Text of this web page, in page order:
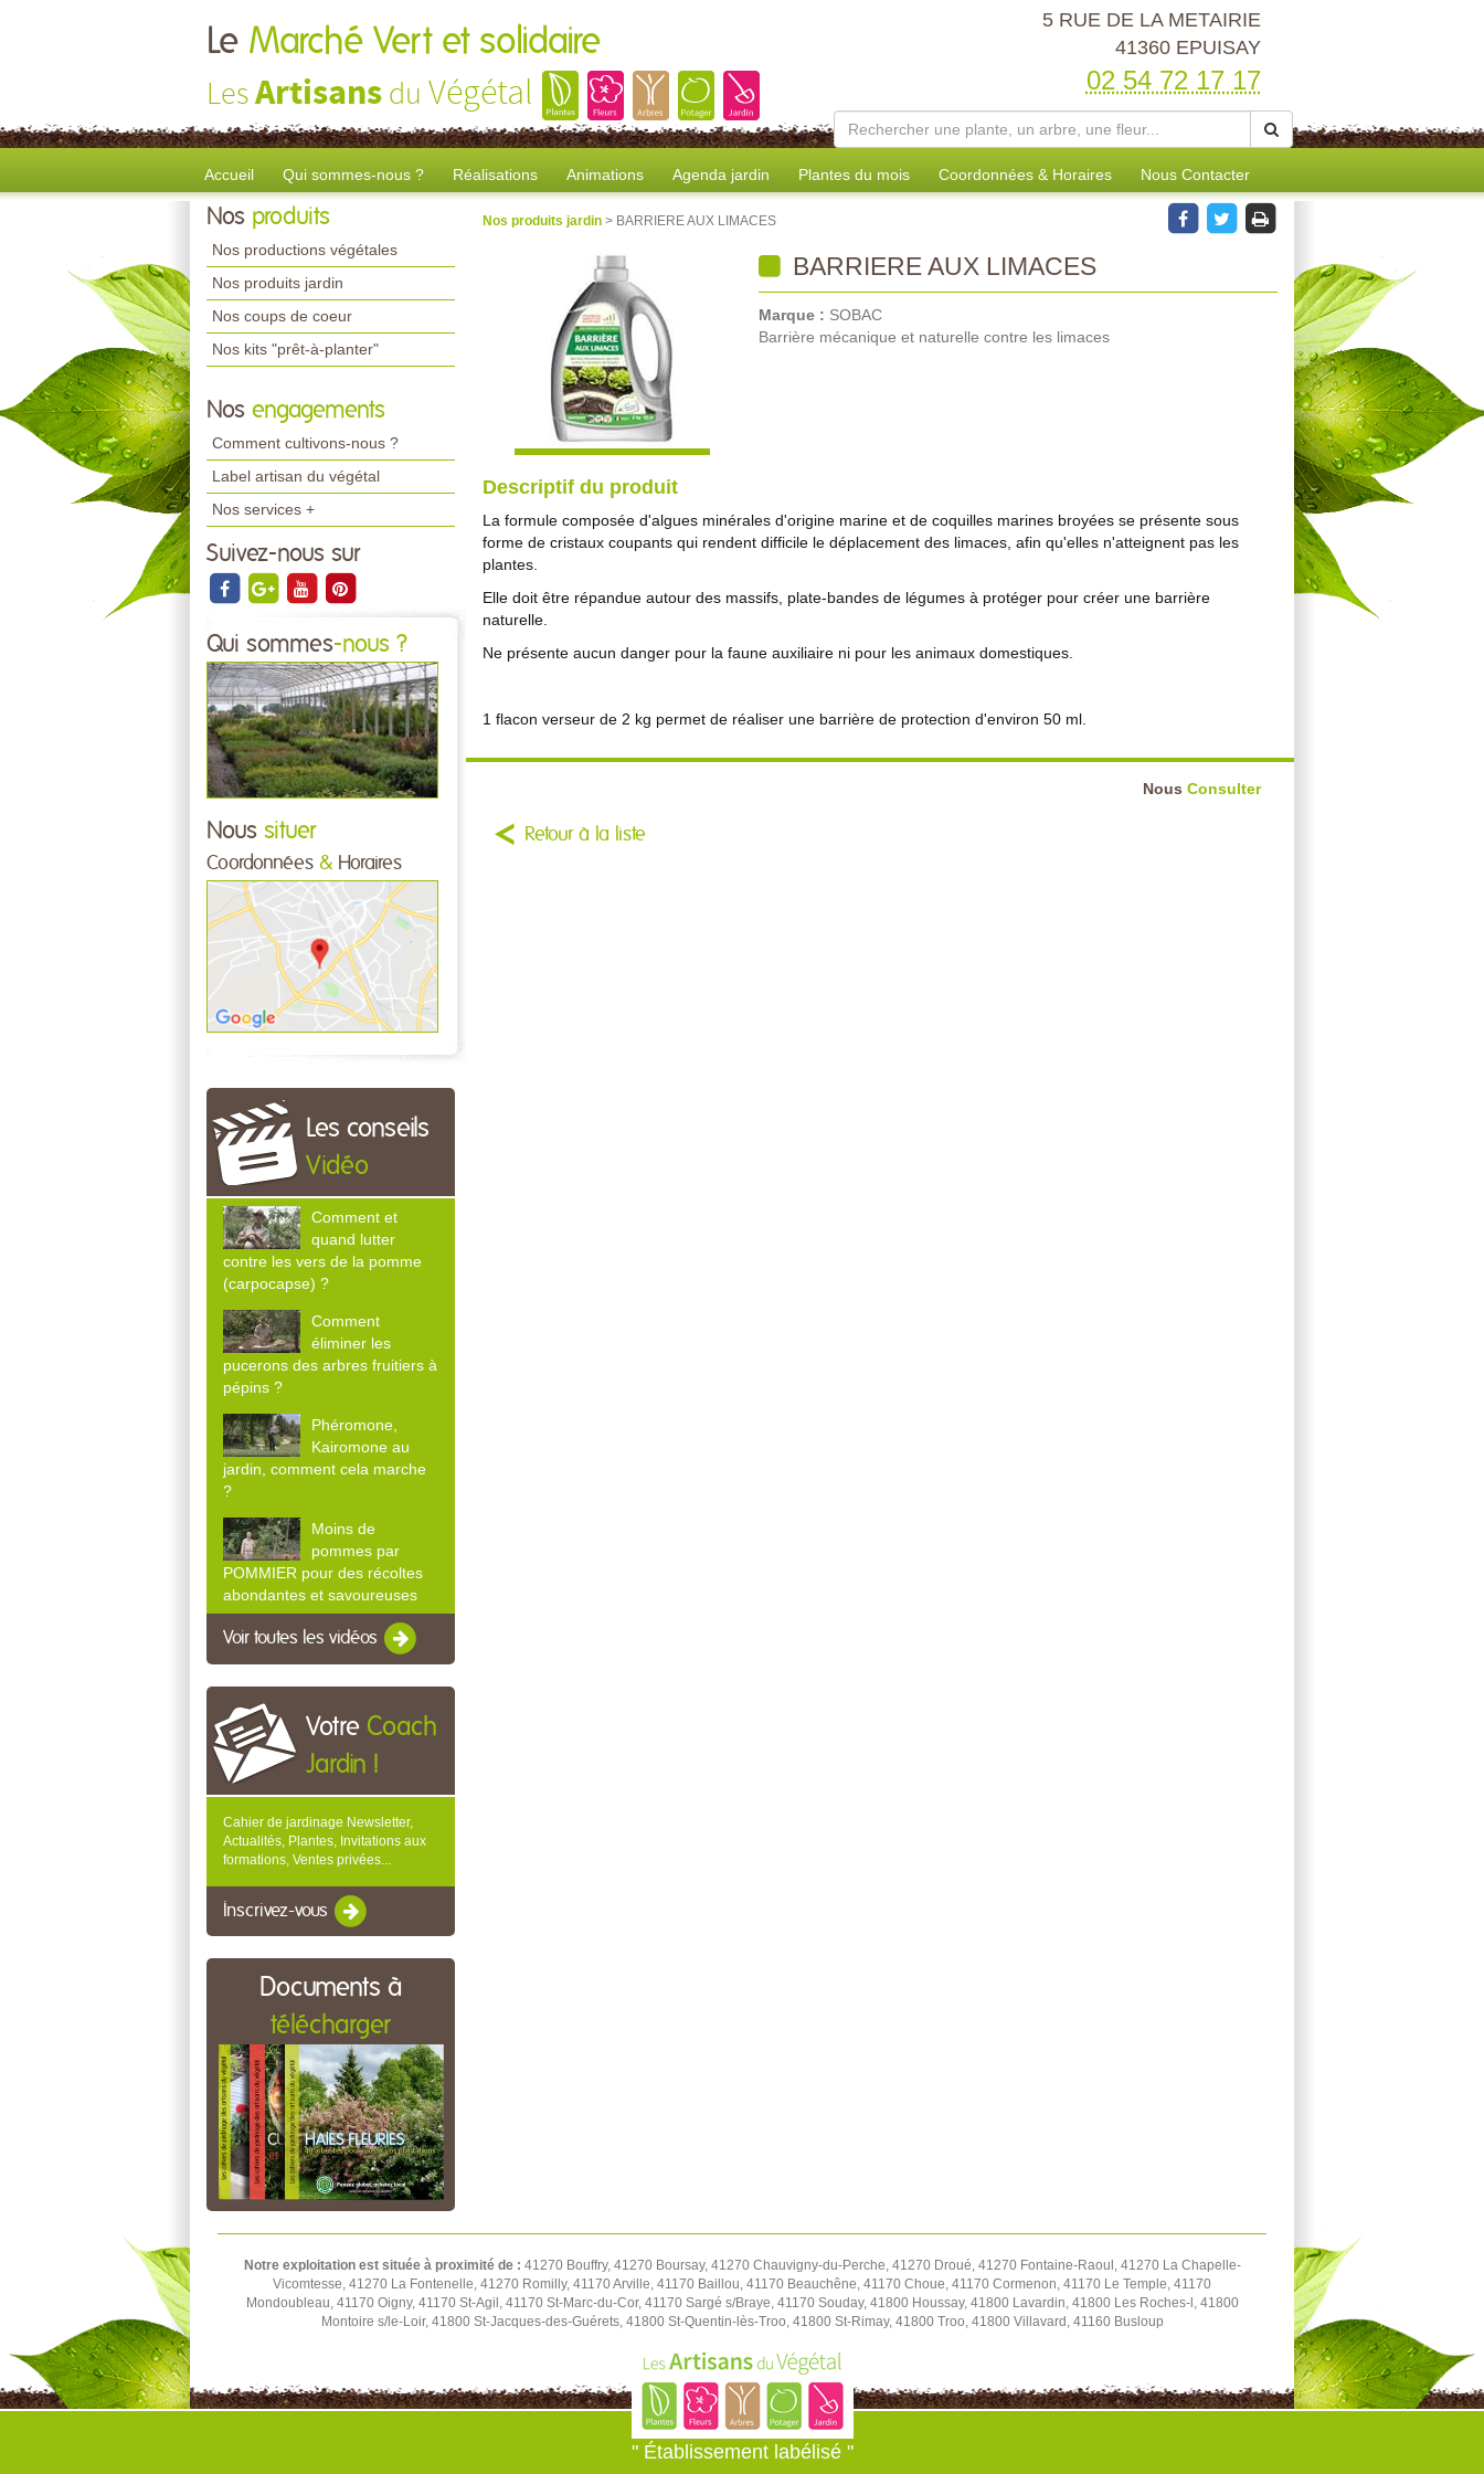
Le Marché Vert et solidaire
LesArtisans du Végétal
5 RUE DE LA METAIRIE
41360 EPUISAY
02 54 72 17 17
Accueil Qui sommes-nous ? Réalisations Animations Agenda jardin Plantes du mois Coordonnées & Horaires Nous Contacter
Nos produits
Nos productions végétales
Nos produits jardin
Nos coups de coeur
Nos kits "prêt-à-planter"
Nos engagements
Comment cultivons-nous ?
Label artisan du végétal
Nos services +
Suivez-nous sur
Qui sommes-nous ?
Nous situer
Coordonnées & Horaires
Les conseils
Vidéo
Comment et
quand lutter
contre les vers de la pomme
(carpocapse) ?
Comment
éliminer les
pucerons des arbres fruitiers à
pépins ?
Phéromone,
Kairomone au
jardin, comment cela marche
?
Moins de
pommes par
POMMIER pour des récoltes
abondantes et savoureuses
Voir toutes les vidéos
Votre Coach
Jardin !
Cahier de jardinage Newsletter,
Actualités, Plantes, Invitations aux
formations, Ventes privées...
Inscrivez-vous
Documents à
télécharger
Nos produits jardin > BARRIERE AUX LIMACES
BARRIERE AUX LIMACES
Marque : SOBAC
Barrière mécanique et naturelle contre les limaces
Descriptif du produit
La formule composée d'algues minérales d'origine marine et de coquilles marines broyées se présente sous
forme de cristaux coupants qui rendent difficile le déplacement des limaces, afin qu'elles n'atteignent pas les
plantes.
Elle doit être répandue autour des massifs, plate-bandes de légumes à protéger pour créer une barrière
naturelle.
Ne présente aucun danger pour la faune auxiliaire ni pour les animaux domestiques.
1 flacon verseur de 2 kg permet de réaliser une barrière de protection d'environ 50 ml.
Nous Consulter
Retour à la liste
Notre exploitation est située à proximité de : 41270 Bouffry, 41270 Boursay, 41270 Chauvigny-du-Perche, 41270 Droué, 41270 Fontaine-Raoul, 41270 La Chapelle-
Vicomtesse, 41270 La Fontenelle, 41270 Romilly, 41170 Arville, 41170 Baillou, 41170 Beauchêne, 41170 Choue, 41170 Cormenon, 41170 Le Temple, 41170
Mondoubleau, 41170 Oigny, 41170 St-Agil, 41170 St-Marc-du-Cor, 41170 Sargé s/Braye, 41170 Souday, 41800 Houssay, 41800 Lavardin, 41800 Les Roches-l, 41800
Montoire s/le-Loir, 41800 St-Jacques-des-Guérets, 41800 St-Quentin-lès-Troo, 41800 St-Rimay, 41800 Troo, 41800 Villavard, 41160 Busloup
" Établissement labélisé "